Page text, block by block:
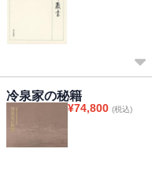
冷泉家の秘籍
¥74,800 (税込)